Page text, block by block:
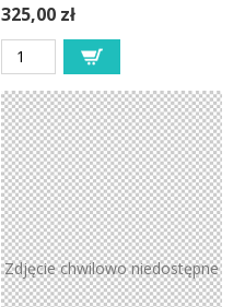
325,00 zł
Zdjęcie chwilowo niedostępne